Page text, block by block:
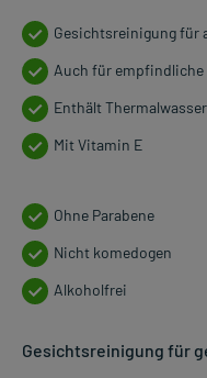
Gesichtsreinigung für
Auch für empfindliche
Enthält Thermalwasser
Mit Vitamin E
Ohne Parabene
Nicht komedogen
Alkoholfrei
Gesichtsreinigung für